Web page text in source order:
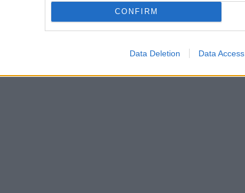
CONFIRM
Data Deletion Data Access